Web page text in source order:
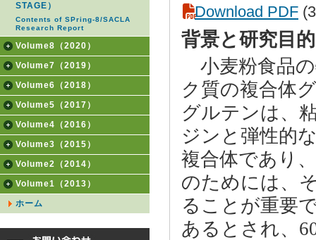
STAGE）
Contents of SPring-8/SACLA
Research Report
Volume8（2020）
Volume7（2019）
Volume6（2018）
Volume5（2017）
Volume4（2016）
Volume3（2015）
Volume2（2014）
Volume1（2013）
ホーム
Download PDF
背景と研究目
小麦粉食品
ク質の複合体
グルテンは、
ジンと弾性的
複合体であり
のためには、
ることが重要
あるとされ、